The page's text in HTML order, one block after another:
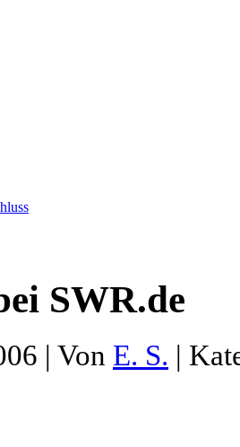
SWR.de
| Von E. S. |